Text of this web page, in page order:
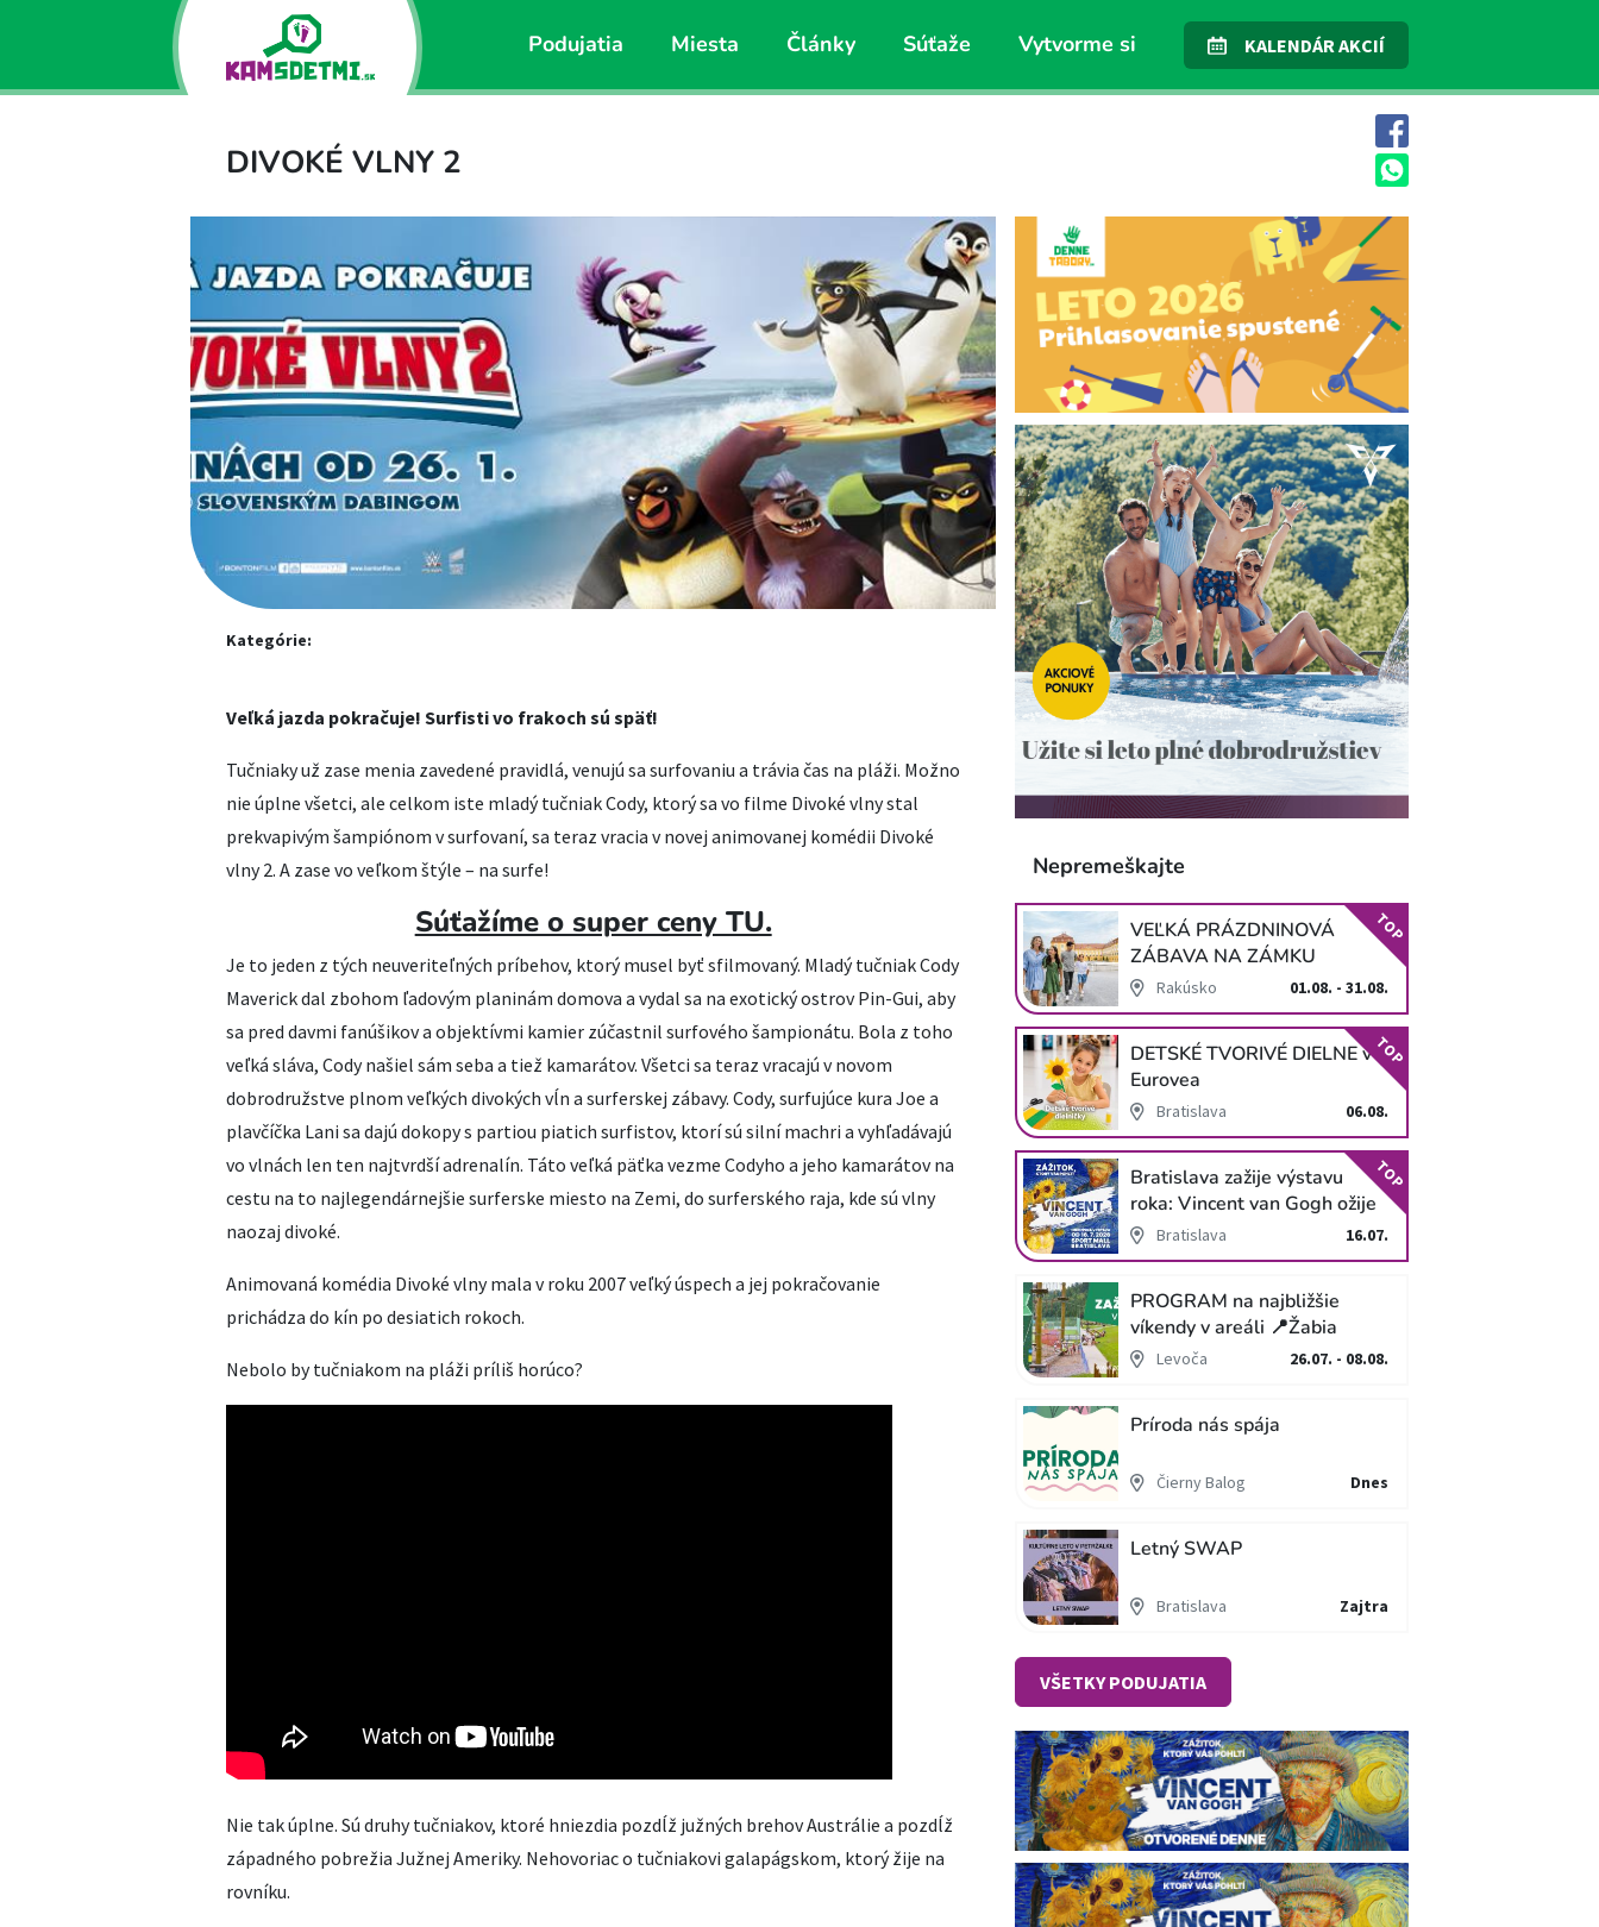
Podujatia Miesta Články Súťaže Vytvorme si KALENDÁR AKCIÍ
DIVOKÉ VLNY 2
Kategórie:
Veľká jazda pokračuje! Surfisti vo frakoch sú späť!
Tučniaky už zase menia zavedené pravidlá, venujú sa surfovaniu a trávia čas na pláži. Možno
nie úplne všetci, ale celkom iste mladý tučniak Cody, ktorý sa vo filme Divoké vlny stal
prekvapivým šampiónom v surfovaní, sa teraz vracia v novej animovanej komédii Divoké
vlny 2. A zase vo veľkom štýle – na surfe!
Súťažíme o super ceny TU.
Je to jeden z tých neuveriteľných príbehov, ktorý musel byť sfilmovaný. Mladý tučniak Cody
Maverick dal zbohom ľadovým planinám domova a vydal sa na exotický ostrov Pin-Gui, aby
sa pred davmi fanúšikov a objektívmi kamier zúčastnil surfového šampionátu. Bola z toho
veľká sláva, Cody našiel sám seba a tiež kamarátov. Všetci sa teraz vracajú v novom
dobrodružstve plnom veľkých divokých vĺn a surferskej zábavy. Cody, surfujúce kura Joe a
plavčíčka Lani sa dajú dokopy s partiou piatich surfistov, ktorí sú silní machri a vyhľadávajú
vo vlnách len ten najtvrdší adrenalín. Táto veľká päťka vezme Codyho a jeho kamarátov na
cestu na to najlegendárnejšie surferske miesto na Zemi, do surferského raja, kde sú vlny
naozaj divoké.
Animovaná komédia Divoké vlny mala v roku 2007 veľký úspech a jej pokračovanie
prichádza do kín po desiatich rokoch.
Nebolo by tučniakom na pláži príliš horúco?
Nie tak úplne. Sú druhy tučniakov, ktoré hniezdia pozdĺž južných brehov Austrálie a pozdĺž
západného pobrežia Južnej Ameriky. Nehovoriac o tučniakovi galapágskom, ktorý žije na
rovníku.
Nepremeškajte
VEĽKÁ PRÁZDNINOVÁ
ZÁBAVA NA ZÁMKU
SCHLOSS HOF
Rakúsko 01.08. - 31.08.
TOP
DETSKÉ TVORIVÉ DIELNE v
Eurovea
Bratislava 06.08.
TOP
Bratislava zažije výstavu
roka: Vincent van Gogh ožije
v unikátnej imerzívnej šou!
Bratislava 16.07.
TOP
PROGRAM na najbližšie
víkendy v areáli 📍Žabia
cestaLevoča 26.07. - 08.08.
Príroda nás spája
Čierny Balog Dnes
Letný SWAP
Bratislava Zajtra
VŠETKY PODUJATIA